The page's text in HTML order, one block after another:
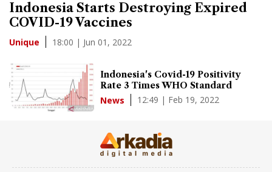
Indonesia Starts Destroying Expired
COVID-19 Vaccines
Unique 18:00 | Jun 01, 2022
Indonesia's Covid-19 Positivity
Rate 3 Times WHO Standard
News 12:49 | Feb 19, 2022